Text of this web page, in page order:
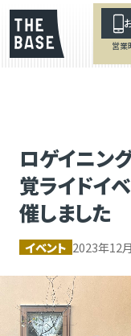
営業
ロゲイニン
覚ライドイ
催しました
イベント 2023年12